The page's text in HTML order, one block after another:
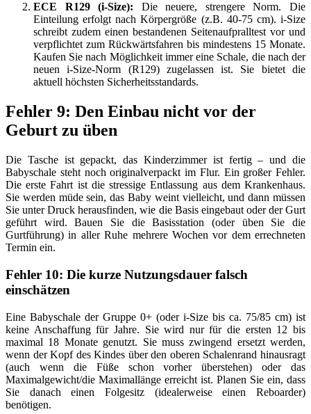
ECE R129 (i-Size): Die neuere, strengere Norm. Die
Einteilung erfolgt nach Körpergröße (z.B. 40-75 cm). i-Size
schreibt zudem einen bestandenen Seitenaufpralltest vor und
verpflichtet zum Rückwärtsfahren bis mindestens 15 Monate.
Kaufen Sie nach Möglichkeit immer eine Schale, die nach der
neuen i-Size-Norm (R129) zugelassen ist. Sie bietet die
aktuell höchsten Sicherheitsstandards.
Fehler 9: Den Einbau nicht vor der
Geburt zu üben
Die Tasche ist gepackt, das Kinderzimmer ist fertig – und die
Babyschale steht noch originalverpackt im Flur. Ein großer Fehler.
Die erste Fahrt ist die stressige Entlassung aus dem Krankenhaus.
Sie werden müde sein, das Baby weint vielleicht, und dann müssen
Sie unter Druck herausfinden, wie die Basis eingebaut oder der Gurt
geführt wird. Bauen Sie die Basisstation (oder üben Sie die
Gurtführung) in aller Ruhe mehrere Wochen vor dem errechneten
Termin ein.
Fehler 10: Die kurze Nutzungsdauer falsch
einschätzen
Eine Babyschale der Gruppe 0+ (oder i-Size bis ca. 75/85 cm) ist
keine Anschaffung für Jahre. Sie wird nur für die ersten 12 bis
maximal 18 Monate genutzt. Sie muss zwingend ersetzt werden,
wenn der Kopf des Kindes über den oberen Schalenrand hinausragt
(auch wenn die Füße schon vorher überstehen) oder das
Maximalgewicht/die Maximallänge erreicht ist. Planen Sie ein, dass
Sie danach einen Folgesitz (idealerweise einen Reboarder)
benötigen.